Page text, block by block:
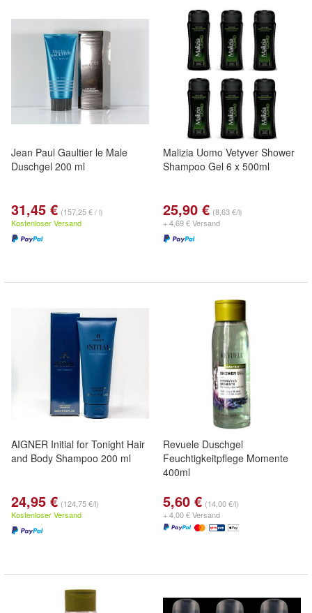
Jean Paul Gaultier le Male
Duschgel 200 ml
31,45 € (157,25 € / l)
Kostenloser Versand
Malizia Uomo Vetyver Shower
Shampoo Gel 6 x 500ml
25,90 € (8,63 €/l)
+ 4,69 € Versand
AIGNER Initial for Tonight Hair
and Body Shampoo 200 ml
24,95 € (124,75 €/l)
Kostenloser Versand
Revuele Duschgel
Feuchtigkeitpflege Momente
400ml
5,60 € (14,00 €/l)
+ 4,00 € Versand